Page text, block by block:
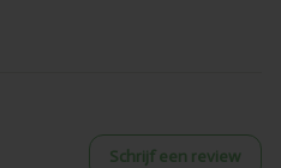
Schrijf een review